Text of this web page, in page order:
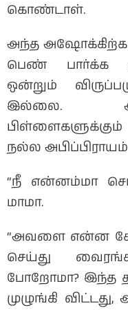
கொண்டாள்.
அந்த
பெண் பார்க்க
ஒன்றும்
இல்லை.
நல்ல
“நீ என்னம்மா
மாமா.
“அவளை என்ன
செய்து
போறோமா? இந்த
முழுங்கி